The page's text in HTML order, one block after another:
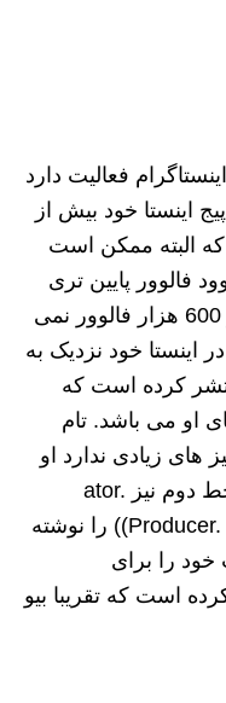
فعالیت دارد
اینستا خود بیش از
دارد که البته ممکن است
فالوور پایین تری
داشته باشد اما باز هم 5 میلیون و 600 هزار فالوور نمی
اینستا خود نزدیک به
کرده است که
او می باشد. تام
های زیادی ندارد او
در خط اول بیو پیج خود نام و در خط دوم نیز ator.
Producer. Running in movies since 1981)) را نوشته
را برای
است که تقریبا بیو